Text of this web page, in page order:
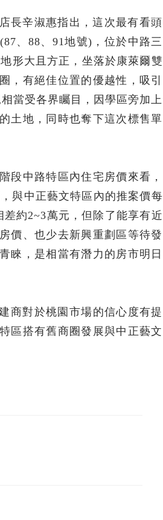
長辛淑惠指出，這次最有看頭
、88、91地號)，位於中路三
形大且方正，坐落於康萊爾雙
，有絕佳位置的優越性，吸引
當受各界矚目，因學區旁加上
土地，同時也奪下這次標售單
段中路特區內住宅房價來看，
與中正藝文特區內的推案價每
約2~3萬元，但除了能享有近
價、也少去新興重劃區等待發
睞，是相當有潛力的房市明日
商對於桃園市場的信心度有提
區搭有舊商圈發展與中正藝文